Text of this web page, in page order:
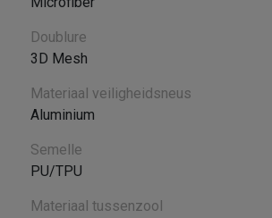
Doublure
3D Mesh
Materiaal veiligheidsneus
Aluminium
Semelle
PU/TPU
Materiaal tussenzool